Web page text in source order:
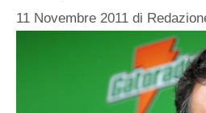
11 Novembre 2011 di